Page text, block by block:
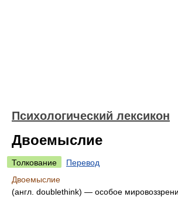
Психологический лексикон
Двоемыслие
Толкование
Перевод
Двоемыслие
(англ. doublethink) — особое